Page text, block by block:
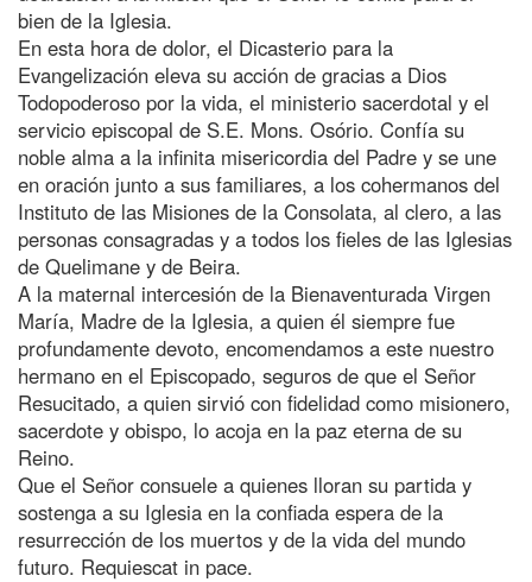
bien de la Iglesia.
En esta hora de dolor, el Dicasterio para la
Evangelización eleva su acción de gracias a Dios
Todopoderoso por la vida, el ministerio sacerdotal y el
servicio episcopal de S.E. Mons. Osório. Confía su
noble alma a la infinita misericordia del Padre y se une
en oración junto a sus familiares, a los cohermanos del
Instituto de las Misiones de la Consolata, al clero, a las
personas consagradas y a todos los fieles de las Iglesias
de Quelimane y de Beira.
A la maternal intercesión de la Bienaventurada Virgen
María, Madre de la Iglesia, a quien él siempre fue
profundamente devoto, encomendamos a este nuestro
hermano en el Episcopado, seguros de que el Señor
Resucitado, a quien sirvió con fidelidad como misionero,
sacerdote y obispo, lo acoja en la paz eterna de su
Reino.
Que el Señor consuele a quienes lloran su partida y
sostenga a su Iglesia en la confiada espera de la
resurrección de los muertos y de la vida del mundo
futuro. Requiescat in pace.